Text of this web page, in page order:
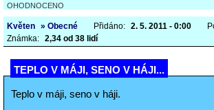
OHODNOCENO
Květen » Obecné Přidáno: 2. 5. 2011 - 0:00
Známka: 2,34 od 38 lidí
TEPLO V MÁJI, SENO V HÁJI...
Teplo v máji, seno v háji.